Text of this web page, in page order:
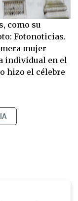
como su
Fotonoticias.
mujer
individual en el
hizo el célebre